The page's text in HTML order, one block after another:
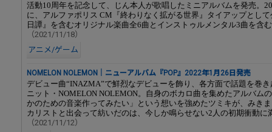
活動10周年を記念して、じん本人が歌唱したミニアルバムを発売。
に、アルファポリス CM『終わりなく拡がる世界』タイアップとし
日譚』を含むオリジナル楽曲全6曲とインストゥルメンタル3曲を含
（2021/11/18）
アニメ/ゲーム
NOMELON NOLEMON｜ニューアルバム『POP』2022年1月26日発売
デビュー曲“INAZMA”で鮮烈なデビューを飾り、各方面で話題を巻
ニット・NOMELON NOLEMON。自身のボカロ曲を集めたアルバム
かのための音楽作ってみたい」という想いを強めたツミキが、みき
カリストと出会って紡いだのは、今しか鳴らせない2人の初期衝動に
（2021/11/12）